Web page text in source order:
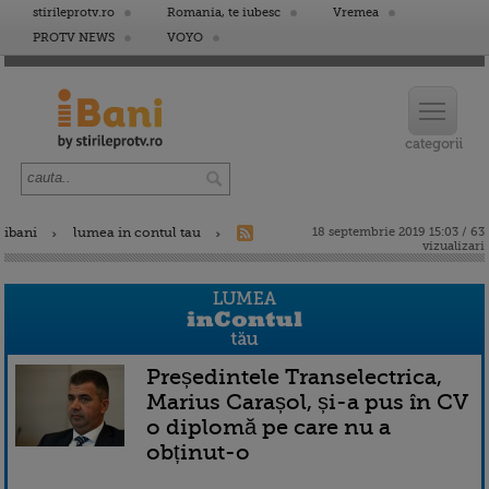
stirileprotv.ro Romania, te iubesc
Vremea
PROTV NEWS
VOYO
ibani lumea in contul tau
18 septembrie 2019 15:03 / 63
vizualizari
Președintele Transelectrica,
Marius Carașol, și-a pus în CV
o diplomă pe care nu a
obținut-o